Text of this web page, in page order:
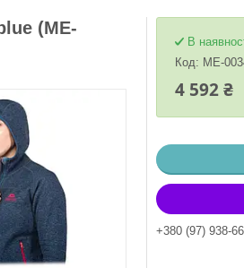
(ME-
В
Код: ME-
4 592 ₴
+380 (97) 938-